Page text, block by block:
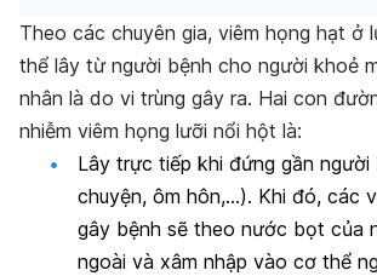
Theo các chuyên gia, viêm họng hạt ở
thể lây từ người bệnh cho người khoẻ
nhân là do vi trùng gây ra. Hai con
nhiễm viêm họng lưỡi nổi hột là:
Lây trực tiếp khi đứng gần người
chuyện, ôm hôn,…). Khi đó, các
gây bệnh sẽ theo nước bọt của
ngoài và xâm nhập vào cơ thể